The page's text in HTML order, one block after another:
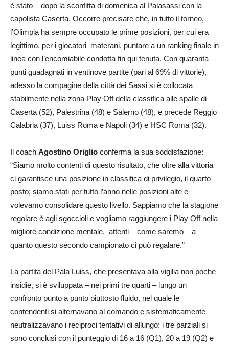
è stato – dopo la sconfitta di domenica al Palasassi con la
capolista Caserta. Occorre precisare che, in tutto il torneo,
l’Olimpia ha sempre occupato le prime posizioni, per cui era
legittimo, per i giocatori materani, puntare a un ranking finale in
linea con l’encomiabile condotta fin qui tenuta. Con quaranta
punti guadagnati in ventinove partite (pari al 69% di vittorie),
adesso la compagine della città dei Sassi si è collocata
stabilmente nella zona Play Off della classifica alle spalle di
Caserta (52), Palestrina (48) e Salerno (48), e precede Reggio
Calabria (37), Luiss Roma e Napoli (34) e HSC Roma (32).
Il coach Agostino Origlio conferma la sua soddisfazione:
“Siamo molto contenti di questo risultato, che oltre alla vittoria
ci garantisce una posizione in classifica di privilegio, il quarto
posto; siamo stati per tutto l’anno nelle posizioni alte e
volevamo consolidare questo livello. Sappiamo che la stagione
regolare è agli sgoccioli e vogliamo raggiungere i Play Off nella
migliore condizione mentale, attenti – come saremo – a
quanto questo secondo campionato ci può regalare.”
La partita del Pala Luiss, che presentava alla vigilia non poche
insidie, si è sviluppata – nei primi tre quarti – lungo un
confronto punto a punto piuttosto fluido, nel quale le
contendenti si alternavano al comando e sistematicamente
neutralizzavano i reciproci tentativi di allungo: i tre parziali si
sono conclusi con il punteggio di 16 a 16 (Q1), 20 a 19 (Q2) e